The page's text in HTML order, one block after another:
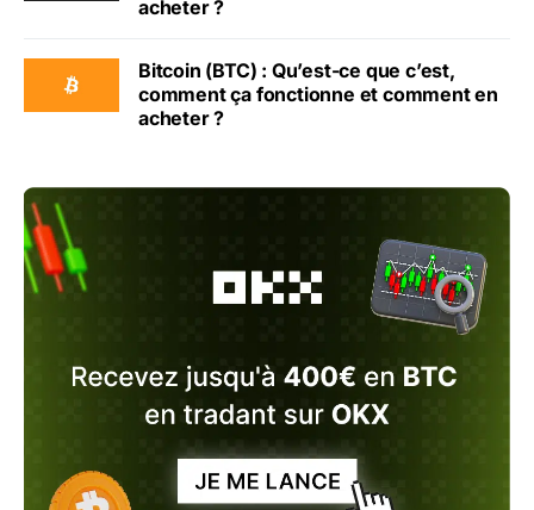
acheter ?
Bitcoin (BTC) : Qu’est-ce que c’est,
comment ça fonctionne et comment en
acheter ?